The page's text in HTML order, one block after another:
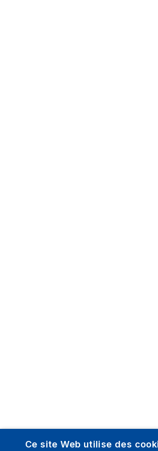
Ce site Web utilise des